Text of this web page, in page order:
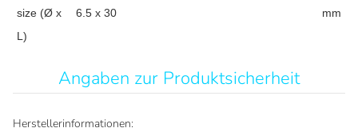
size (Ø x
L)
6.5 x 30 mm
Angaben zur Produktsicherheit
Herstellerinformationen: